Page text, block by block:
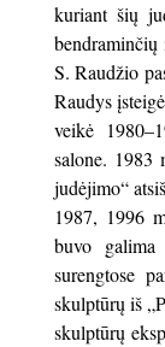
kuriant šių
S. Raudžio
Raudys
veikė
salone. 1983
judėjimo“
1987, 1996
buvo galima
surengtose
skulptūrų iš
skulptūrų